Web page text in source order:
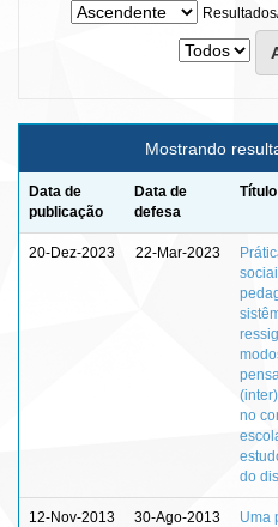
Mostrando
Data de
publicação
Data de
defesa
Título
20-Dez-2023 22-Mar-2023
no
do
12-Nov-2013 30-Ago-2013
Uma